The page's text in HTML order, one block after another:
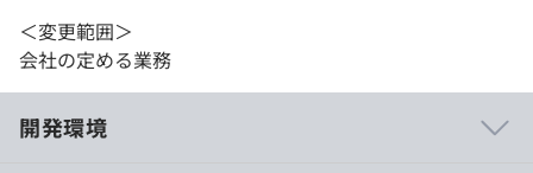
＜変更範囲＞
会社の定める業務
開発環境